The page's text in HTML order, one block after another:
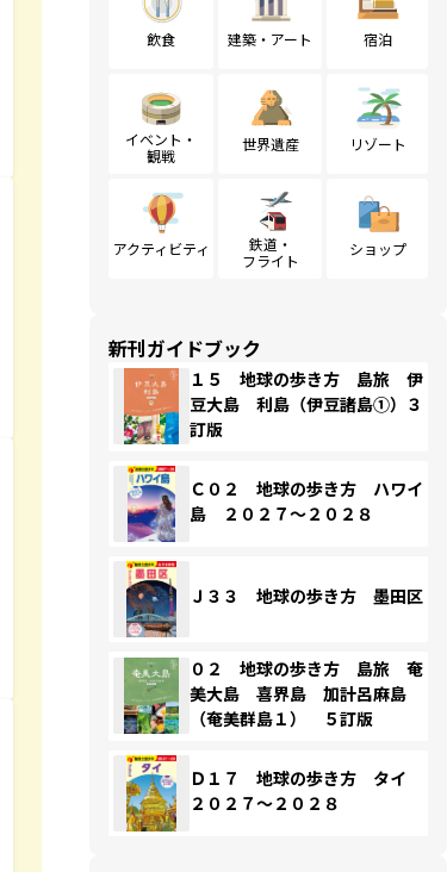
飲食 建築・アート 宿泊
イベント・
観戦
世界遺産 リゾート
アクティビティ
鉄道・
フライト
ショップ
新刊ガイドブック
１５ 地球の歩き方 島旅 伊
豆大島 利島（伊豆諸島①）３
訂版
Ｃ０２ 地球の歩き方 ハワイ
島 ２０２７～２０２８
Ｊ３３ 地球の歩き方 墨田区
０２ 地球の歩き方 島旅 奄
美大島 喜界島 加計呂麻島
（奄美群島１） ５訂版
Ｄ１７ 地球の歩き方 タイ
２０２７～２０２８